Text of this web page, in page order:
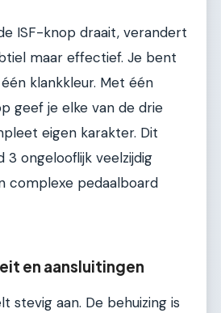
ISF-knop draait, verandert
maar effectief. Je bent
klankkleur. Met één
geef je elke van de drie
eigen karakter. Dit
3 ongelooflijk veelzijdig
complexe pedaalboard
en aansluitingen
stevig aan. De behuizing is